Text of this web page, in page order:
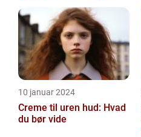
10 januar 2024
Creme til uren hud: Hvad
du bør vide